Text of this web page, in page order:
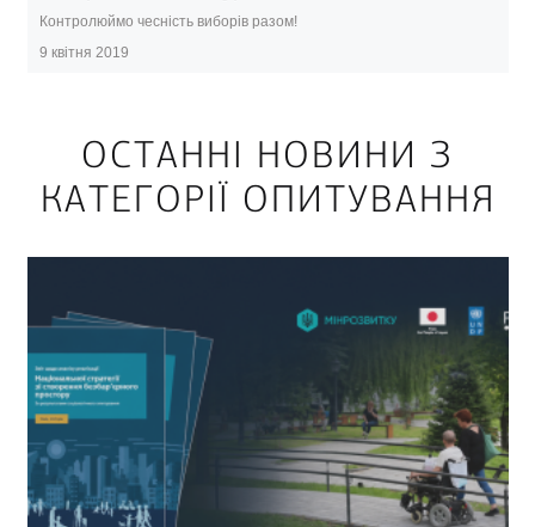
Контролюймо чесність виборів разом!
9 квітня 2019
ОСТАННІ НОВИНИ З
КАТЕГОРІЇ ОПИТУВАННЯ